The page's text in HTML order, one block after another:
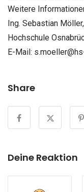
Weitere
Ing. Sebastian
Hochschule
E-Mail:
Share
Deine Reaktion